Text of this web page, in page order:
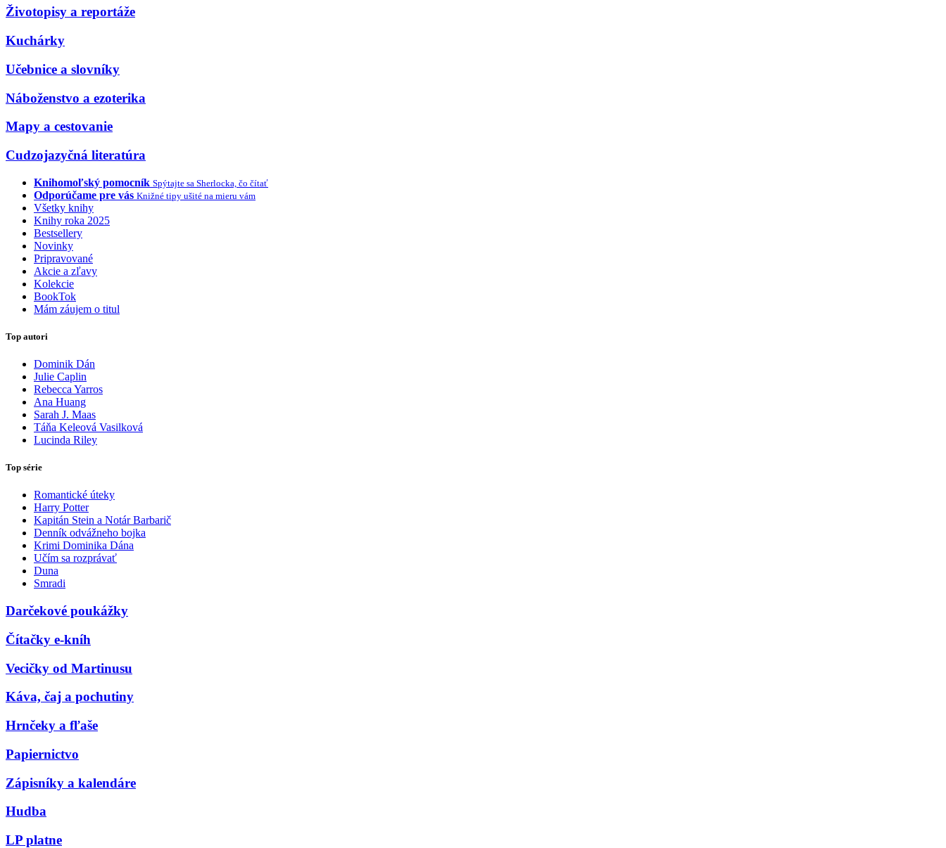
Životopisy a reportáže
Kuchárky
Učebnice a slovníky
Náboženstvo a ezoterika
Mapy a cestovanie
Cudzojazyčná literatúra
Knihomoľský pomocník Spýtajte sa Sherlocka, čo čítať
Odporúčame pre vás Knižné tipy ušité na mieru vám
Všetky knihy
Knihy roka 2025
Bestsellery
Novinky
Pripravované
Akcie a zľavy
Kolekcie
BookTok
Mám záujem o titul
Top autori
Dominik Dán
Julie Caplin
Rebecca Yarros
Ana Huang
Sarah J. Maas
Táňa Keleová Vasilková
Lucinda Riley
Top série
Romantické úteky
Harry Potter
Kapitán Stein a Notár Barbarič
Denník odvážneho bojka
Krimi Dominika Dána
Učím sa rozprávať
Duna
Smradi
Darčekové poukážky
Čítačky e-kníh
Vecičky od Martinusu
Káva, čaj a pochutiny
Hrnčeky a fľaše
Papiernictvo
Zápisníky a kalendáre
Hudba
LP platne